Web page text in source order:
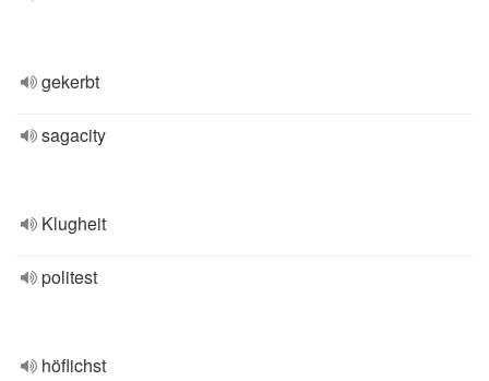
gekerbt
sagacity
Klugheit
politest
höflichst